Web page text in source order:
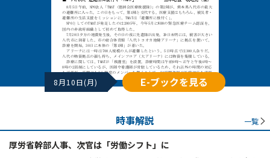
8月10日(月) E-ブックを見る
時事解説 一覧
厚労省幹部人事、次官は「労働シフト」に